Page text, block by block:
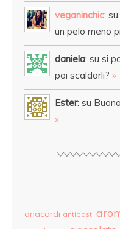
veganinchic:
un pelo meno
daniela: su si
poi scaldarli? »
Ester: su
»
anacardi antipasti